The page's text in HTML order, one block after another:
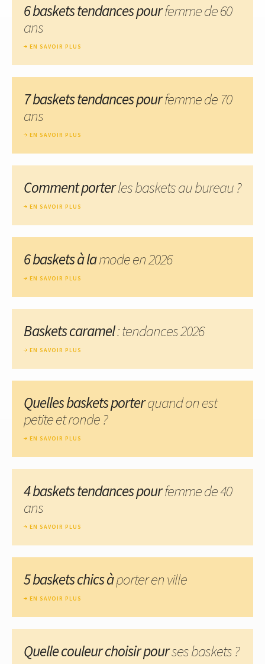
6 baskets tendances pourfemme de 60
ans
EN SAVOIR PLUS
7 baskets tendances pourfemme de 70
ans
EN SAVOIR PLUS
Comment porterles baskets au bureau ?
EN SAVOIR PLUS
6 baskets à lamode en 2026
EN SAVOIR PLUS
Baskets caramel: tendances 2026
EN SAVOIR PLUS
Quelles baskets porterquand on est
petite et ronde ?
EN SAVOIR PLUS
4 baskets tendances pourfemme de 40
ans
EN SAVOIR PLUS
5 baskets chics àporter en ville
EN SAVOIR PLUS
Quelle couleur choisir pourses baskets ?